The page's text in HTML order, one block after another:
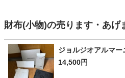
財布(小物)の売ります・あげ
ジョルジオアルマー
14,500円